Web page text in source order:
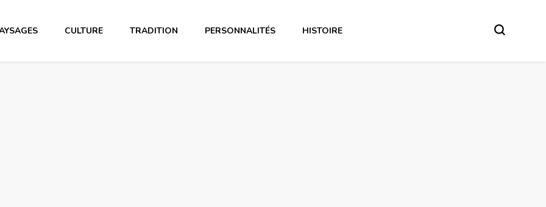
CULTURE TRADITION PERSONNALITÉS HISTOIRE